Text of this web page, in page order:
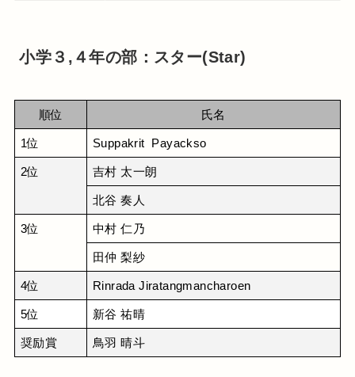
小学３,４年の部：スター(Star)
順位 氏名
1位 Suppakrit  Payackso
2位 吉村 太一朗
北谷 奏人
3位 中村 仁乃
田仲 梨紗
4位 Rinrada Jiratangmancharoen
5位 新谷 祐晴
奨励賞 鳥羽 晴斗